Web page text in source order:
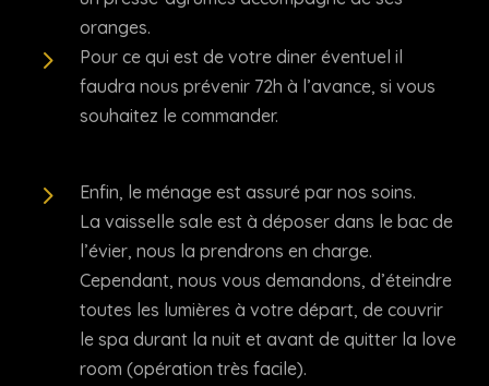
oranges.
5
Pour ce qui est de votre diner éventuel il
faudra nous prévenir 72h à l’avance, si vous
souhaitez le commander.
5
Enfin, le ménage est assuré par nos soins.
La vaisselle sale est à déposer dans le bac de
l’évier, nous la prendrons en charge.
Cependant, nous vous demandons, d’éteindre
toutes les lumières à votre départ, de couvrir
le spa durant la nuit et avant de quitter la love
room (opération très facile).